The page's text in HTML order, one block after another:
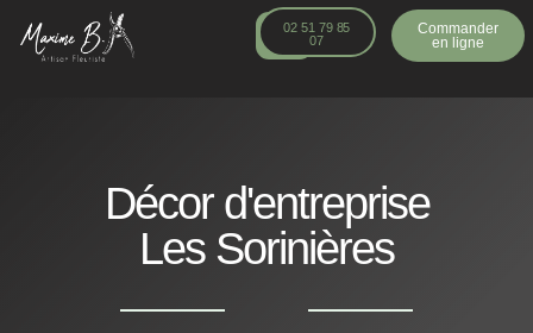
principal
02 51 79 85
07
Commander
en ligne
Décor d'entreprise
Les Sorinières